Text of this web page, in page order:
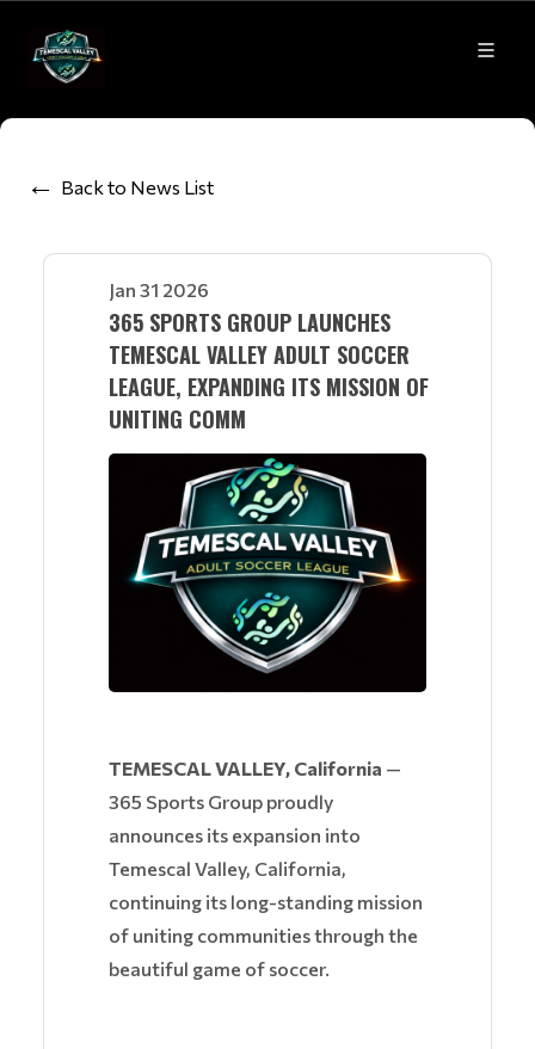
Back to News List
Jan 31 2026
365 SPORTS GROUP LAUNCHES
TEMESCAL VALLEY ADULT SOCCER
LEAGUE, EXPANDING ITS MISSION OF
UNITING COMM
TEMESCAL VALLEY, California —
365 Sports Group proudly
announces its expansion into
Temescal Valley, California,
continuing its long-standing mission
of uniting communities through the
beautiful game of soccer.